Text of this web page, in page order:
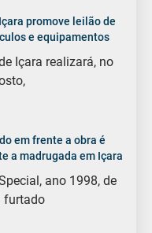
promove leilão de
e equipamentos
Içara realizará, no
em frente a obra é
a madrugada em Içara
ano 1998, de
furtado